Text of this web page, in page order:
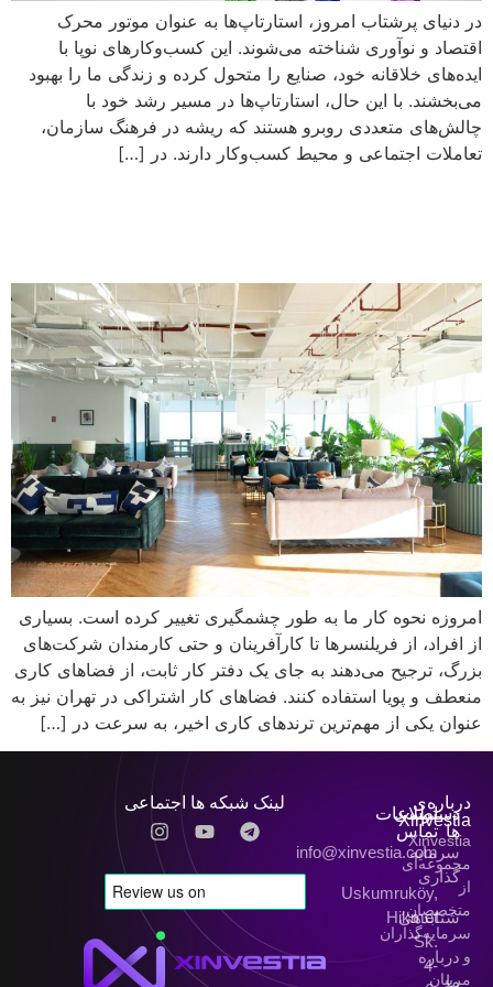
در دنیای پرشتاب امروز، استارتاپ‌ها به عنوان موتور محرک
اقتصاد و نوآوری شناخته می‌شوند. این کسب‌وکارهای نوپا با
ایده‌های خلاقانه خود، صنایع را متحول کرده و زندگی ما را بهبود
می‌بخشند. با این حال، استارتاپ‌ها در مسیر رشد خود با
چالش‌های متعددی روبرو هستند که ریشه در فرهنگ سازمان،
تعاملات اجتماعی و محیط کسب‌وکار دارند. در […]
امروزه نحوه کار ما به طور چشمگیری تغییر کرده است. بسیاری
از افراد، از فریلنسرها تا کارآفرینان و حتی کارمندان شرکت‌های
بزرگ، ترجیح می‌دهند به جای یک دفتر کار ثابت، از فضاهای کاری
منعطف و پویا استفاده کنند. فضاهای کار اشتراکی در تهران نیز به
عنوان یکی از مهم‌ترین ترندهای کاری اخیر، به سرعت در […]
درباره‌ی
Xinvestia
Xinvestia
مجموعه‌ای
از
متخصصان،
سرمایه‌گذاران
و
مربیان
دسترسی
ها
سرمایه
گذاری
شتابدهی
درباره
ما
اطلاعات
تماس
info@xinvestia.com
Uskumruköy,
Hikmet
Sk.
4-
لینک شبکه ها اجتماعی